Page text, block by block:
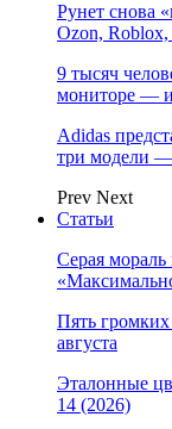
Рунет снова
Ozon, Roblox,
9 тысяч
мониторе —
Adidas
три модели
Prev Next
Статьи
Серая
Пять громких
августа
Эталонные
14 (2026)